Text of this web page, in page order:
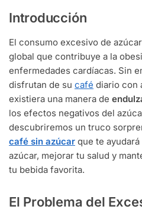
Introducción
El consumo excesivo de
global que contribuye a la
enfermedades cardíacas. Sin
disfrutan de su café diario con
existiera una manera de
los efectos negativos del
descubriremos un truco
café sin azúcar que te
azúcar, mejorar tu salud y
tu bebida favorita.
El Problema del